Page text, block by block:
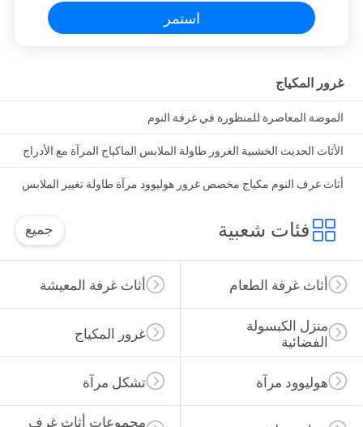
استمر
غرور المكياج
الموضة المعاصرة للمنظورة في غرفة النوم
الأثاث الحديث الخشبية الغرور طاولة الملابس الماكياج المرآة مع الأدراج
أثاث غرف النوم مكياج مخصص غرور هوليوود مرآة طاولة تغيير الملابس
فئات شعبية جميع
أثاث غرفة المعيشة أثاث غرفة الطعام
غرور المكياج
منزل الكبسولة
الفضائية
تشكل مرآة هوليوود مرآة
مجموعات أثاث غرف